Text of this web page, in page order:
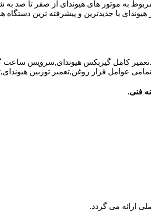
به موتور های هیوندای از صفر تا صد
با جدیدترین و پیشرفته ترین
کامل گیربکس هیوندای,سرویس
فرار روغن,تعمیر توربین
فنی.
ارائه می گردد.